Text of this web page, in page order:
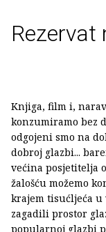
Rezervat
Knjiga, film i,
konzumiramo bez
odgojeni smo na
dobroj glazbi...
većina posjetitelja
žalošću možemo
krajem tisućljeća
zagadili prostor
popularnoj glazbi